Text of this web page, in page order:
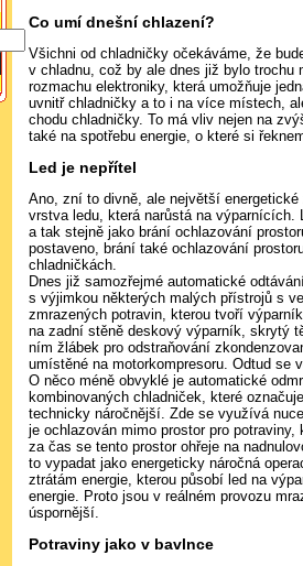
Co umí dnešní chlazení?
Všichni od chladničky očekáváme, že
v chladnu, což by ale dnes již bylo trochu
rozmachu elektroniky, která umožňuje
uvnitř chladničky a to i na více místech,
chodu chladničky. To má vliv nejen na
také na spotřebu energie, o které si
Led je nepřítel
Ano, zní to divně, ale největší
vrstva ledu, která narůstá na výparnících.
a tak stejně jako brání ochlazování
postaveno, brání také ochlazování
chladničkách.
Dnes již samozřejmé automatické
s výjimkou některých malých přístrojů s
zmrazených potravin, kterou tvoří
na zadní stěně deskový výparník, skrytý
ním žlábek pro odstraňování
umístěné na motorkompresoru. Odtud se
O něco méně obvyklé je automatické
kombinovaných chladniček, které
technicky náročnější. Zde se využívá
je ochlazován mimo prostor pro
za čas se tento prostor ohřeje na
to vypadat jako energeticky náročná
ztrátám energie, kterou působí led na
energie. Proto jsou v reálném provozu
úspornější.
Potraviny jako v bavlnce